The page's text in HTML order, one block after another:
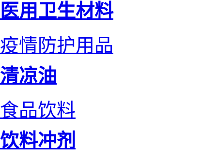
医用卫生材料
疫情防护用品
清凉油
食品饮料
饮料冲剂